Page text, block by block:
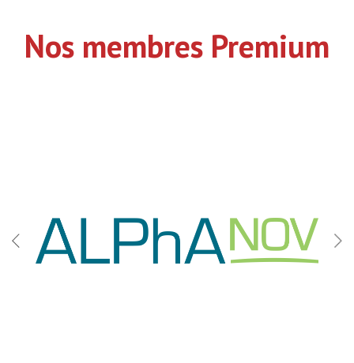
Nos membres Premium